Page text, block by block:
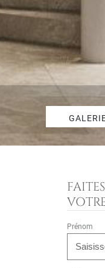
Prénom